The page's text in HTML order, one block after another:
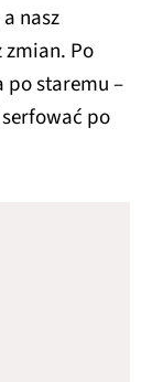
nasz
Po
po staremu –
po